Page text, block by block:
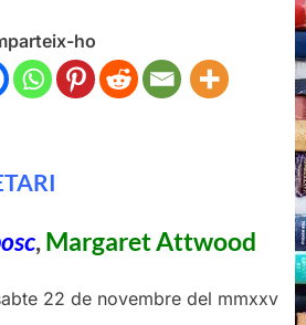
al
bosc,
Margaret
ho
,Margaret Attwood
22 de novembre del mmxxv